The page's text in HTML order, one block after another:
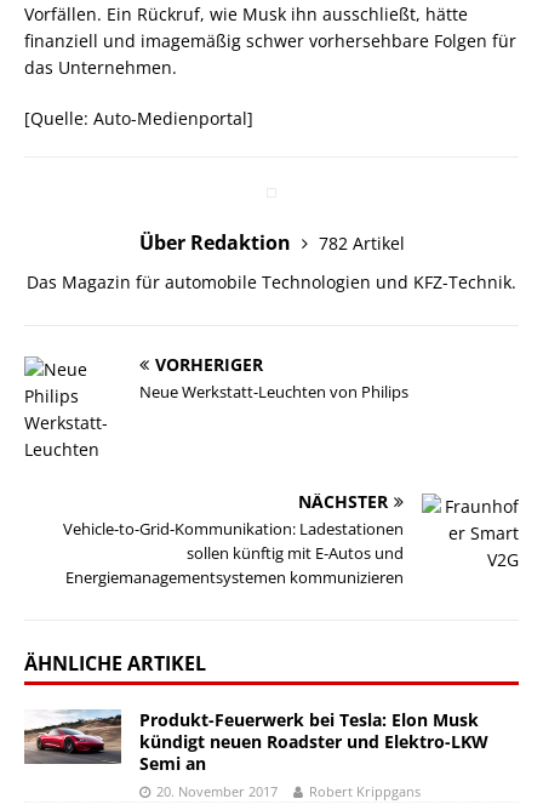
Vorfällen. Ein Rückruf, wie Musk ihn ausschließt, hätte
finanziell und imagemäßig schwer vorhersehbare Folgen für
das Unternehmen.
[Quelle: Auto-Medienportal]
Über Redaktion
782 Artikel
Das Magazin für automobile Technologien und KFZ-Technik.
VORHERIGER
Neue Werkstatt-Leuchten von Philips
NÄCHSTER
Vehicle-to-Grid-Kommunikation: Ladestationen
sollen künftig mit E-Autos und
Energiemanagementsystemen kommunizieren
ÄHNLICHE ARTIKEL
Produkt-Feuerwerk bei Tesla: Elon Musk
kündigt neuen Roadster und Elektro-LKW
Semi an
20. November 2017 Robert Krippgans